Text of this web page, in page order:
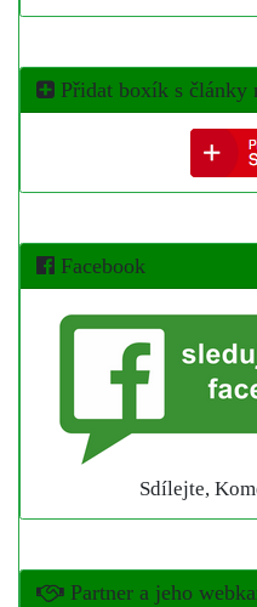
Přidat boxík s články
Facebook
Sdílejte,
Partner a jeho